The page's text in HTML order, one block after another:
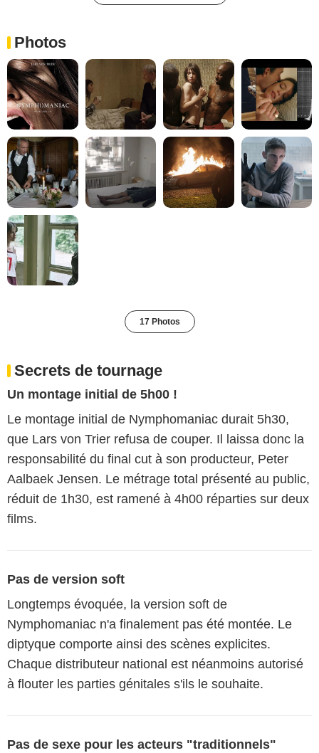
Photos
17 Photos
Secrets de tournage
Un montage initial de 5h00 !
Le montage initial de Nymphomaniac durait 5h30,
que Lars von Trier refusa de couper. Il laissa donc la
responsabilité du final cut à son producteur, Peter
Aalbaek Jensen. Le métrage total présenté au public,
réduit de 1h30, est ramené à 4h00 réparties sur deux
films.
Pas de version soft
Longtemps évoquée, la version soft de
Nymphomaniac n'a finalement pas été montée. Le
diptyque comporte ainsi des scènes explicites.
Chaque distributeur national est néanmoins autorisé
à flouter les parties génitales s'ils le souhaite.
Pas de sexe pour les acteurs "traditionnels"